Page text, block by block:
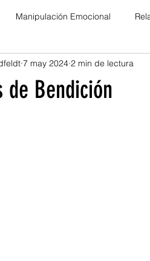
Manipulación Emocional
Personales
de Bendición
7 may 2024 2 min de lectura